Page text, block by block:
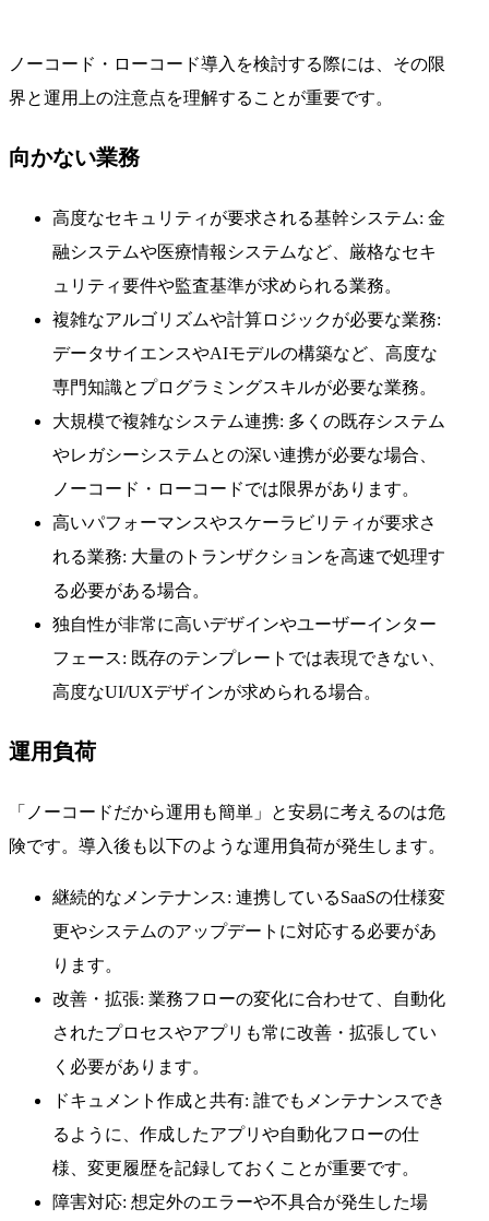
ノーコード・ローコード導入を検討する際には、その限
界と運用上の注意点を理解することが重要です。
向かない業務
高度なセキュリティが要求される基幹システム: 金
融システムや医療情報システムなど、厳格なセキ
ュリティ要件や監査基準が求められる業務。
複雑なアルゴリズムや計算ロジックが必要な業務:
データサイエンスやAIモデルの構築など、高度な
専門知識とプログラミングスキルが必要な業務。
大規模で複雑なシステム連携: 多くの既存システム
やレガシーシステムとの深い連携が必要な場合、
ノーコード・ローコードでは限界があります。
高いパフォーマンスやスケーラビリティが要求さ
れる業務: 大量のトランザクションを高速で処理す
る必要がある場合。
独自性が非常に高いデザインやユーザーインター
フェース: 既存のテンプレートでは表現できない、
高度なUI/UXデザインが求められる場合。
運用負荷
「ノーコードだから運用も簡単」と安易に考えるのは危
険です。導入後も以下のような運用負荷が発生します。
継続的なメンテナンス: 連携しているSaaSの仕様変
更やシステムのアップデートに対応する必要があ
ります。
改善・拡張: 業務フローの変化に合わせて、自動化
されたプロセスやアプリも常に改善・拡張してい
く必要があります。
ドキュメント作成と共有: 誰でもメンテナンスでき
るように、作成したアプリや自動化フローの仕
様、変更履歴を記録しておくことが重要です。
障害対応: 想定外のエラーや不具合が発生した場